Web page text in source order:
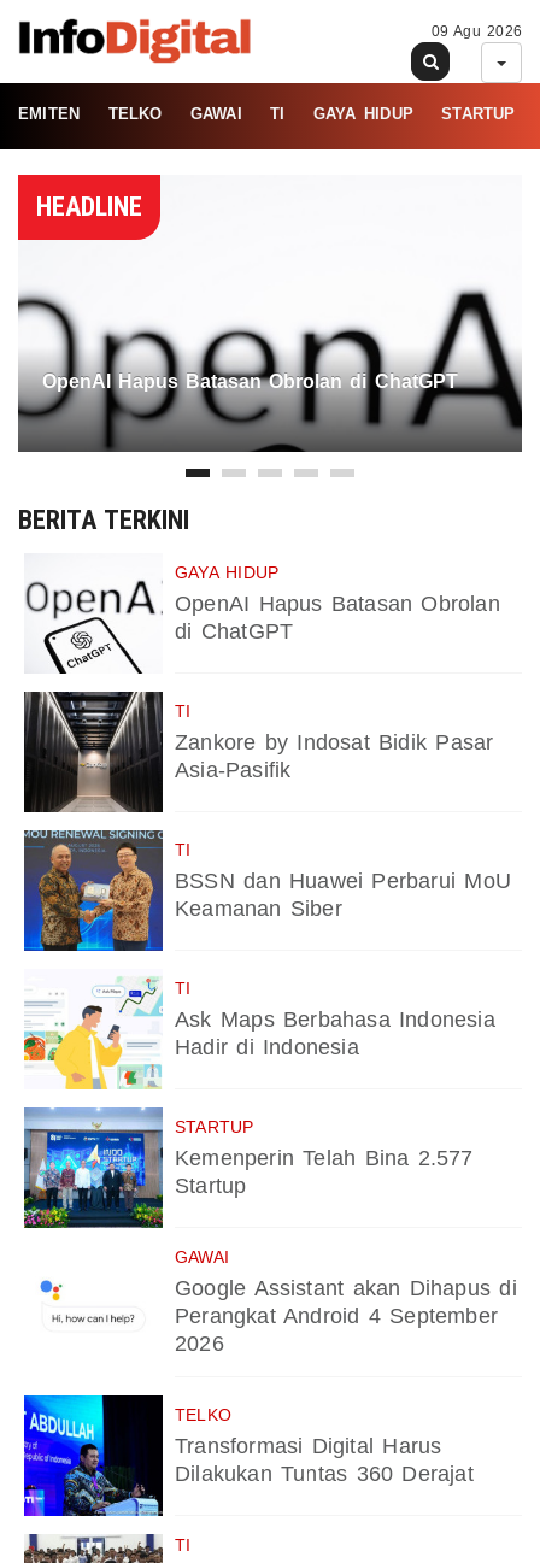
09 Agu 2026
EMITEN TELKO GAWAI TI GAYA HIDUP STARTUP
HEADLINE
OpenAI Hapus Batasan Obrolan di ChatGPT
BERITA TERKINI
GAYA HIDUP
OpenAI Hapus Batasan Obrolan
di ChatGPT
TI
Zankore by Indosat Bidik Pasar
Asia-Pasifik
TI
BSSN dan Huawei Perbarui MoU
Keamanan Siber
TI
Ask Maps Berbahasa Indonesia
Hadir di Indonesia
STARTUP
Kemenperin Telah Bina 2.577
Startup
GAWAI
Google Assistant akan Dihapus di
Perangkat Android 4 September
2026
TELKO
Transformasi Digital Harus
Dilakukan Tuntas 360 Derajat
TI